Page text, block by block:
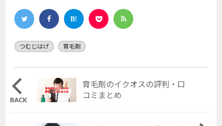
つむじはげ 育毛剤
育毛剤のイクオスの評判・口
コミまとめ